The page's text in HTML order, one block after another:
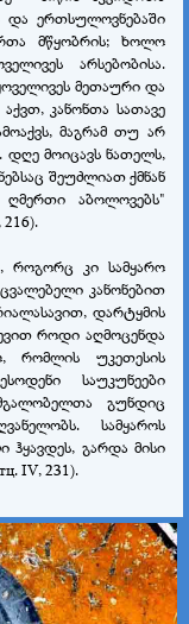
და ერთსულოვნებაში
მწყობრის; ხოლო
არსებობისა.
მეთაური და
კანონთა სათავე
მაგრამ თუ არ
დღე მოიცავს ნათელს,
შეუძლიათ ქმნან
აბოლოვებს"
216).
როგორც კი სამყარო
კანონებით
დარტყმის
როდი აღმოცენდა
რომლის უკეთესის
საუკუნეები
გუნდიც
სამყაროს
ჰყავდეს, გარდა მისი
IV, 231).